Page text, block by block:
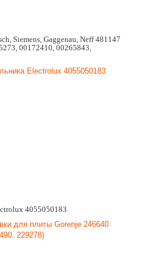
Siemens, Gaggenau, Neff 481147
00172410, 00265843,
4055050183